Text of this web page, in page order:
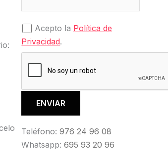
Acepto la Política de
Privacidad.
Teléfono:976 24 96 08
Whatsapp:695 93 20 96